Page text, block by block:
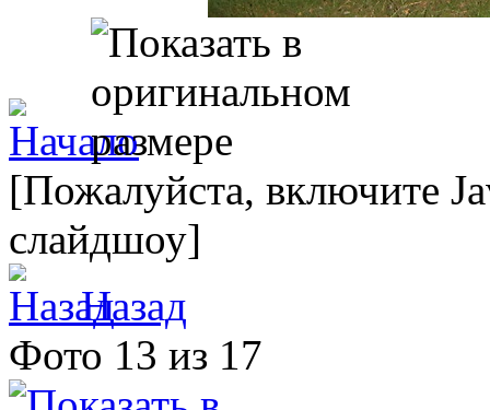
[Пожалуйста, включите
слайдшоу]
Назад
Фото 13 из 17